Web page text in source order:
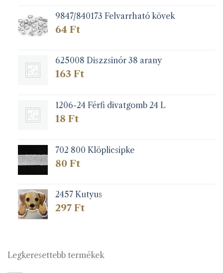
9847/840173 Felvarrható kövek
64 Ft
625008 Diszzsinór 38 arany
163 Ft
1206-24 Férfi divatgomb 24 L
18 Ft
702 800 Klöplicsipke
80 Ft
2457 Kutyus
297 Ft
Legkeresettebb termékek